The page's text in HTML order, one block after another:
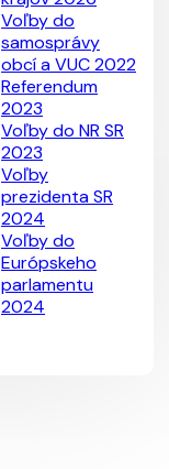
Voľby do
samosprávy
obcí a VUC 2022
Referendum
2023
Voľby do NR SR
2023
Voľby
prezidenta SR
2024
Voľby do
Európskeho
parlamentu
2024